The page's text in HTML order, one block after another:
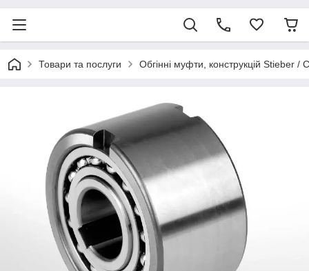
Товари та послуги Обгінні муфти, конструкцій Stieber /